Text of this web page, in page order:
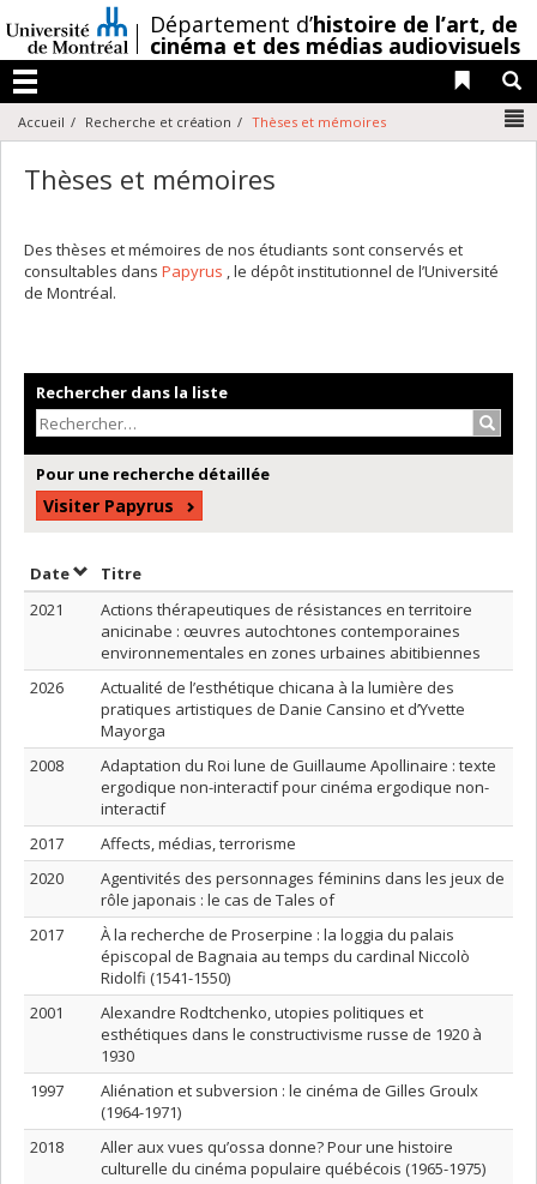
au
contenu
/Département d’histoire de l’art, de
cinéma et des médias audiovisuels
Menu
Liens
Accueil Recherche et création Thèses et mémoires
Thèses et mémoires
Des thèses et mémoires de nos étudiants sont conservés et
consultables dans Papyrus , le dépôt institutionnel de l’Université
de Montréal.
Rechercher dans la liste
Pour une recherche détaillée
Visiter Papyrus
DateTrier par date en ordre croissant
Titre
2021
Actions thérapeutiques de résistances en territoire
anicinabe : œuvres autochtones contemporaines
environnementales en zones urbaines abitibiennes
2026
Actualité de l’esthétique chicana à la lumière des
pratiques artistiques de Danie Cansino et d’Yvette
Mayorga
2008
Adaptation du Roi lune de Guillaume Apollinaire : texte
ergodique non-interactif pour cinéma ergodique non-
interactif
2017
Affects, médias, terrorisme
2020
Agentivités des personnages féminins dans les jeux de
rôle japonais : le cas de Tales of
2017
À la recherche de Proserpine : la loggia du palais
épiscopal de Bagnaia au temps du cardinal Niccolò
Ridolfi (1541-1550)
2001
Alexandre Rodtchenko, utopies politiques et
esthétiques dans le constructivisme russe de 1920 à
1930
1997
Aliénation et subversion : le cinéma de Gilles Groulx
(1964-1971)
2018
Aller aux vues qu’ossa donne? Pour une histoire
culturelle du cinéma populaire québécois (1965-1975)